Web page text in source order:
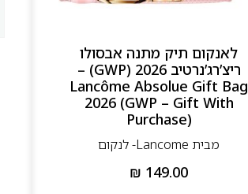
לאנקום תיק מתנה אבסולו
ריצ’רג’נרטיב 2026 (GWP) –
Lancôme Absolue Gift Bag
2026 (GWP – Gift With
Purchase)
מבית Lancome- לנקום
₪ 149.00